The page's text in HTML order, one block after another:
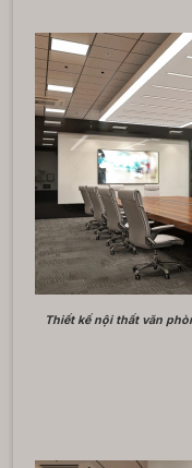
Thiết kế nội thất văn